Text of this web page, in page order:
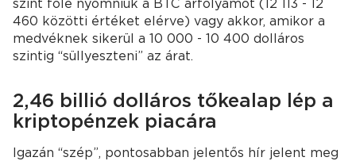
szint fölé nyomniuk a BTC árfolyamot (12 113 - 12
460 közötti értéket elérve) vagy akkor, amikor a
medvéknek sikerül a 10 000 - 10 400 dolláros
szintig “süllyeszteni” az árat.
2,46 billió dolláros tőkealap lép a
kriptopénzek piacára
Igazán “szép”, pontosabban jelentős hír jelent meg